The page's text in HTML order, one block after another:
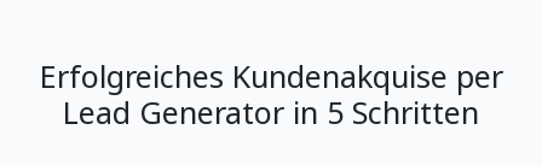
Erfolgreiches Kundenakquise per
Lead Generator in 5 Schritten